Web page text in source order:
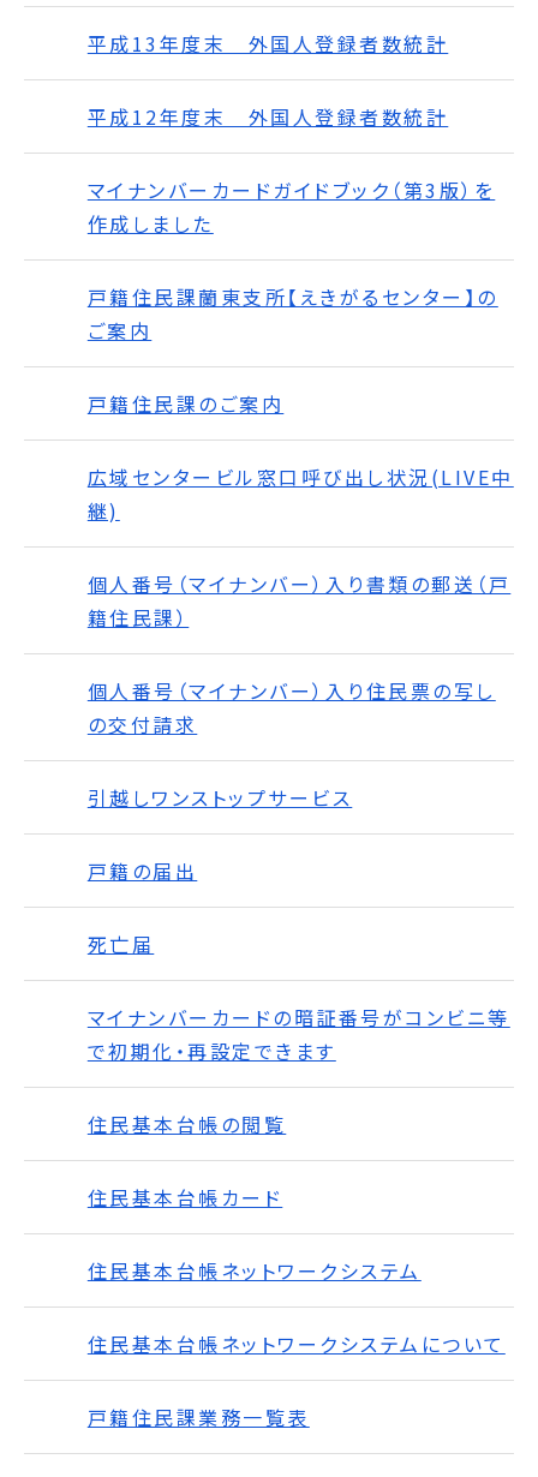
平成13年度末 外国人登録者数統計
平成12年度末 外国人登録者数統計
マイナンバーカードガイドブック（第3版）を
作成しました
戸籍住民課蘭東支所【えきがるセンター】の
ご案内
戸籍住民課のご案内
広域センタービル窓口呼び出し状況(LIVE中
継)
個人番号（マイナンバー）入り書類の郵送（戸
籍住民課）
個人番号（マイナンバー）入り住民票の写し
の交付請求
引越しワンストップサービス
戸籍の届出
死亡届
マイナンバーカードの暗証番号がコンビニ等
で初期化・再設定できます
住民基本台帳の閲覧
住民基本台帳カード
住民基本台帳ネットワークシステム
住民基本台帳ネットワークシステムについて
戸籍住民課業務一覧表